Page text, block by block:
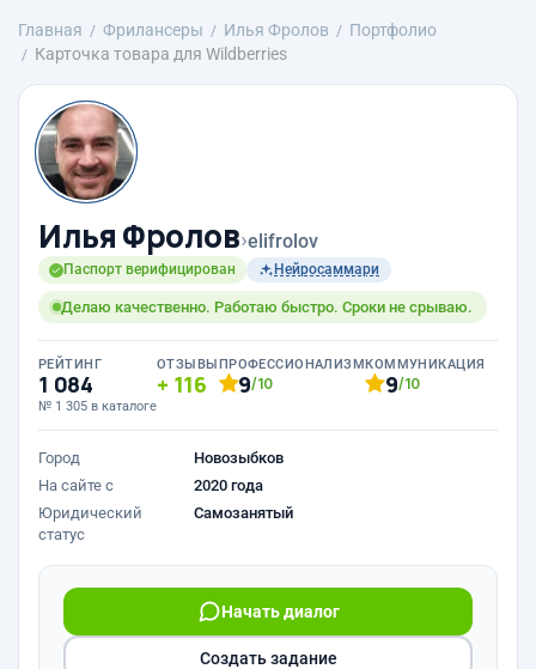
Главная Фрилансеры Илья Фролов
Портфолио
Карточка товара для Wildberries
Илья Фролов›elifrolov
Паспорт верифицирован Нейросаммари
Делаю качественно. Работаю быстро. Сроки не срываю.
РЕЙТИНГ
1 084
№ 1 305 в каталоге
ОТЗЫВЫ
116
ПРОФЕССИОНАЛИЗМ
9/10
КОММУНИКАЦИЯ
9/10
Город
Новозыбков
На сайте с
2020 года
Юридический
статус
Самозанятый
Начать диалог
Создать задание